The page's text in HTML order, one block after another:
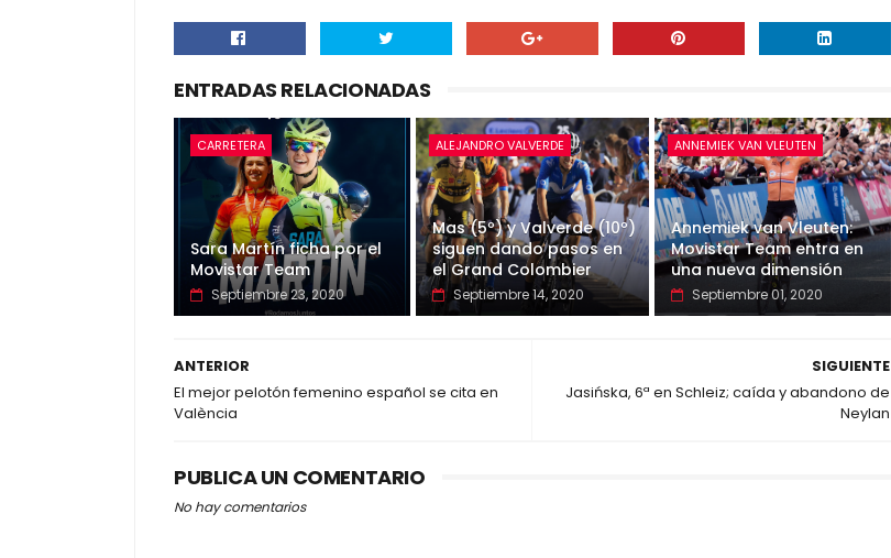
ENTRADAS RELACIONADAS
CARRETERA
Sara Martín ficha por el
Movistar Team
Septiembre 23, 2020
ALEJANDRO VALVERDE
Mas (5º) y Valverde (10º)
siguen dando pasos en
el Grand Colombier
Septiembre 14, 2020
ANNEMIEK VAN VLEUTEN
Annemiek van Vleuten:
Movistar Team entra en
una nueva dimensión
Septiembre 01, 2020
SIGUIENTE
Jasińska, 6ª en Schleiz; caída y abandono de
Neylan
ANTERIOR
El mejor pelotón femenino español se cita en
València
PUBLICA UN COMENTARIO
No hay comentarios